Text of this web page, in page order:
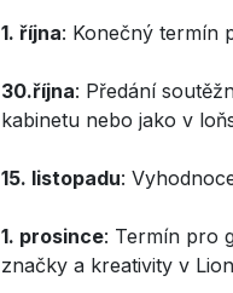
1. října: Konečný termín
30.října: Předání
kabinetu nebo jako v
15. listopadu:
1. prosince: Termín pro
značky a kreativity v